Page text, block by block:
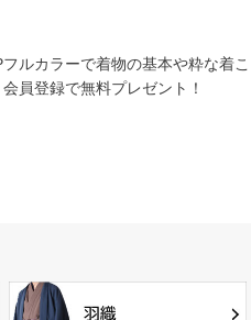
ルカラーで着物の基本や粋な着こ
員登録で無料プレゼント！